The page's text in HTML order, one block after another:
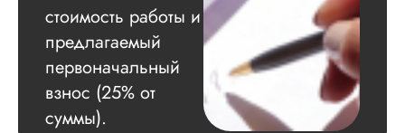
Вид работы:
Диссертация
Дата:2024-11-20
Удобная форма
стоимость работы и
предлагаемый
первоначальный
взнос (25% от
суммы).